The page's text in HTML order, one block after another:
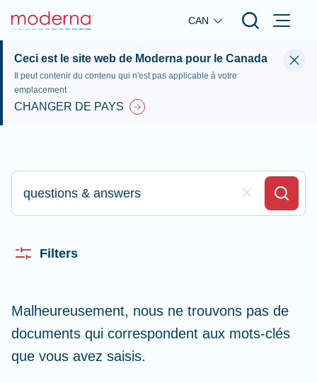
Skip to main content
CAN
Ceci est le site web de Moderna pour le Canada
Il peut contenir du contenu qui n'est pas applicable à votre
emplacement
CHANGER DE PAYS
Saisissez votre recherche ici
Clear Field
Search
Filters
Malheureusement, nous ne trouvons pas de
documents qui correspondent aux mots-clés
que vous avez saisis.